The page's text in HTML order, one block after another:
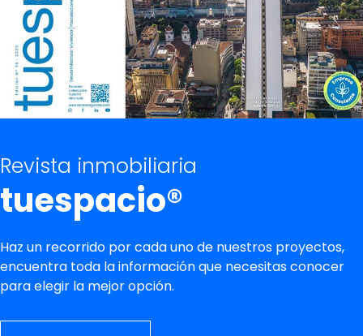
Revista inmobiliaria
tuespacio®
Haz un recorrido por cada uno de nuestros proyectos,
encuentra toda la información que necesitas conocer
para elegir la mejor opción.